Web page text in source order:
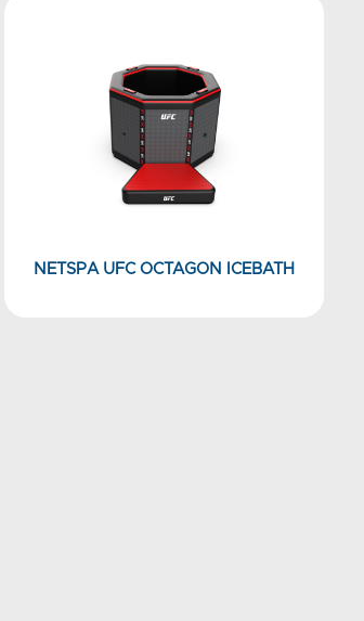
NETSPA UFC OCTAGON ICEBATH